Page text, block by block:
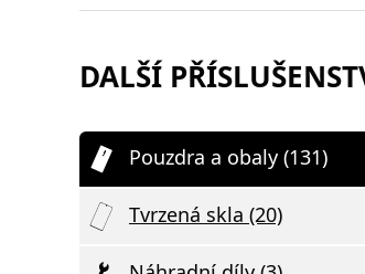
DALŠÍ
Pouzdra a obaly (131)
Tvrzená skla (20)